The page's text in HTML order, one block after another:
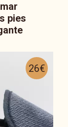
pies
26€